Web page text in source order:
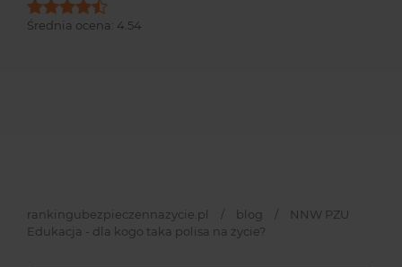
Średnia ocena: 4.54
rankingubezpieczennazycie.pl / blog /
NNW PZU
Edukacja - dla kogo taka polisa na życie?